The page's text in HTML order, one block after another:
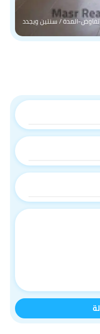
تفاوض-المدة / سنتين ويجدد